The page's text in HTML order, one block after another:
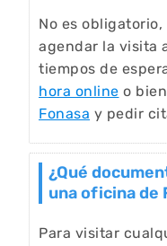
No es
agendar la visita
tiempos de
hora online o
Fonasa y pedir
¿Qué
una oficina de
Para visitar